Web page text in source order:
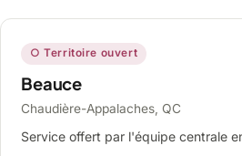
○ Territoire ouvert
Beauce
Chaudière-Appalaches, QC
Service offert par l'équipe centrale